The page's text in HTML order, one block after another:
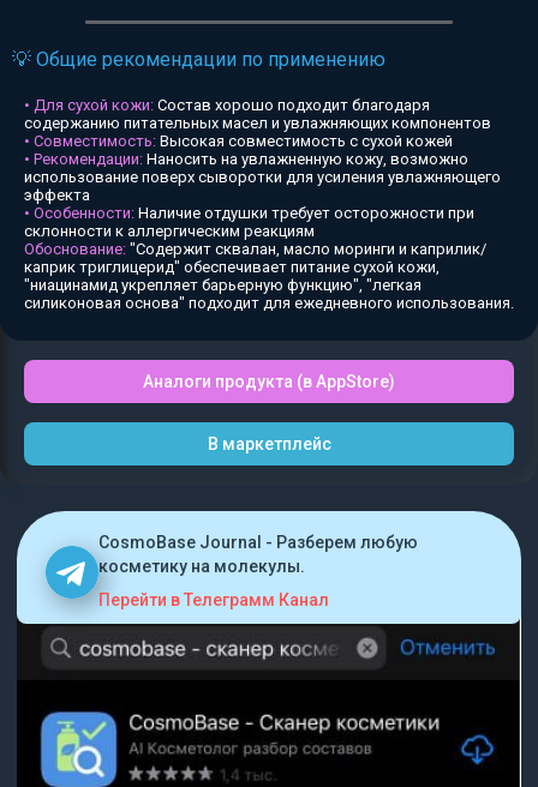
💡 Общие рекомендации по применению
• Для сухой кожи: Состав хорошо подходит благодаря
содержанию питательных масел и увлажняющих компонентов
• Совместимость: Высокая совместимость с сухой кожей
• Рекомендации: Наносить на увлажненную кожу, возможно
использование поверх сыворотки для усиления увлажняющего
эффекта
• Особенности: Наличие отдушки требует осторожности при
склонности к аллергическим реакциям
Обоснование: "Содержит сквалан, масло моринги и каприлик/
каприк триглицерид" обеспечивает питание сухой кожи,
"ниацинамид укрепляет барьерную функцию", "легкая
силиконовая основа" подходит для ежедневного использования.
Аналоги продукта (в AppStore)
В маркетплейс
CosmoBase Journal - Разберем любую
косметику на молекулы.
Перейти в Телеграмм Канал